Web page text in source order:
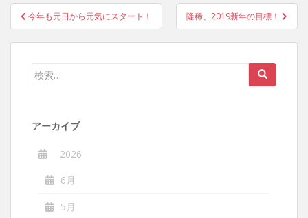
投
稿
ナ
今年も元日から元気にスタート！ 隆稀、2019新年の目標！
検
アーカイブ
2026
6月
5月